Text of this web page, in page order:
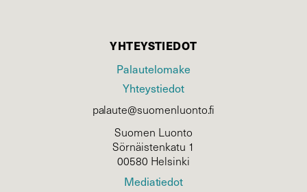
YHTEYSTIEDOT
Palautelomake
Yhteystiedot
palaute@suomenluonto.fi
Suomen Luonto
Sörnäistenkatu 1
00580 Helsinki
Mediatiedot